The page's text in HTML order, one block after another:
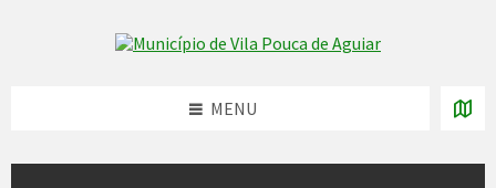
Skip to content
MENU